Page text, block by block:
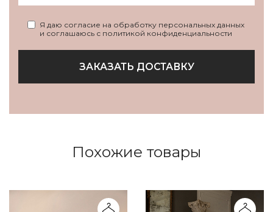
Я даю согласие на обработку персональных данных
и соглашаюсь с политикой конфиденциальности
ЗАКАЗАТЬ ДОСТАВКУ
Похожие товары